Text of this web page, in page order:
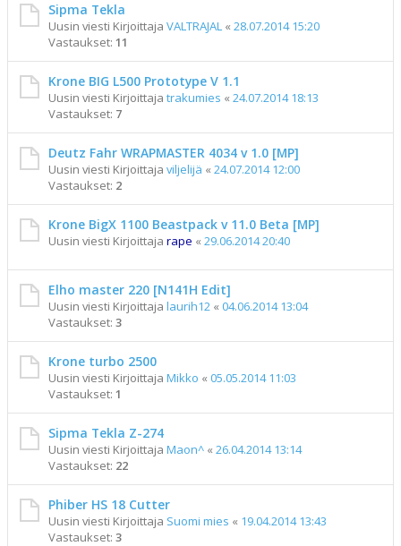
Sipma Tekla
Uusin viesti Kirjoittaja VALTRAJAL « 28.07.2014 15:20
Vastaukset: 11
Krone BIG L500 Prototype V 1.1
Uusin viesti Kirjoittaja trakumies « 24.07.2014 18:13
Vastaukset: 7
Deutz Fahr WRAPMASTER 4034 v 1.0 [MP]
Uusin viesti Kirjoittaja viljelijä « 24.07.2014 12:00
Vastaukset: 2
Krone BigX 1100 Beastpack v 11.0 Beta [MP]
Uusin viesti Kirjoittaja rape « 29.06.2014 20:40
Elho master 220 [N141H Edit]
Uusin viesti Kirjoittaja laurih12 « 04.06.2014 13:04
Vastaukset: 3
Krone turbo 2500
Uusin viesti Kirjoittaja Mikko « 05.05.2014 11:03
Vastaukset: 1
Sipma Tekla Z-274
Uusin viesti Kirjoittaja Maon^ « 26.04.2014 13:14
Vastaukset: 22
Phiber HS 18 Cutter
Uusin viesti Kirjoittaja Suomi mies « 19.04.2014 13:43
Vastaukset: 3